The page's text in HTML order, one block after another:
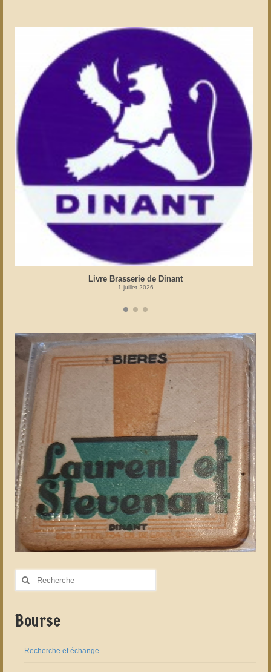
Livre Brasserie de Dinant
1 juillet 2026
Rechercher
Bourse
Recherche et échange